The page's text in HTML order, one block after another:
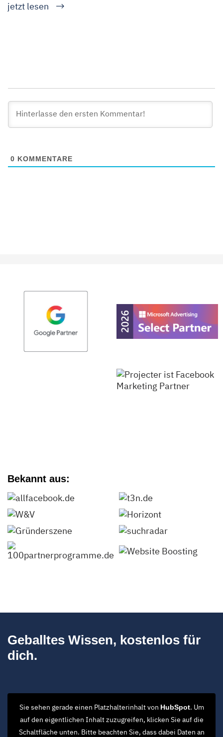
jetzt lesen
0 KOMMENTARE
Bekannt aus:
Geballtes Wissen, kostenlos für
dich.
Sie sehen gerade einen Platzhalterinhalt von HubSpot. Um
auf den eigentlichen Inhalt zuzugreifen, klicken Sie auf die
Schaltfläche unten. Bitte beachten Sie, dass dabei Daten an